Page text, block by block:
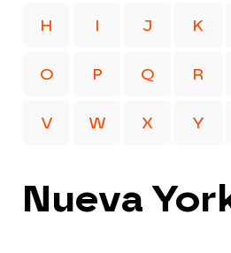
H I J K
O P Q R
V W X Y
Nueva